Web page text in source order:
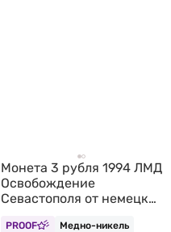
Монета 3 рубля 1994 ЛМД
Освобождение
Севастополя от немецко-
PROOF Медно-никель